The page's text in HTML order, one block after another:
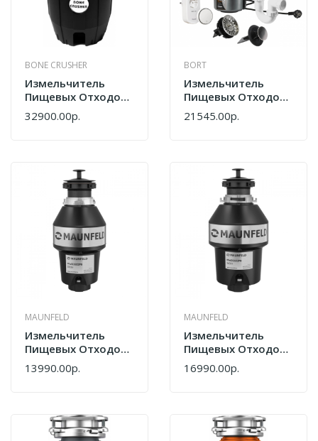
BONE CRUSHER
Измельчитель
Пищевых Отходов
Bone Crusher 810
AS+установочный
32900.00р.
BORT
Измельчитель
Пищевых Отходов
BORT TITAN 8000
Control
21545.00р.
MAUNFELD
Измельчитель
Пищевых Отходов
Maunfeld
MWD3901PB
13990.00р.
MAUNFELD
Измельчитель
Пищевых Отходов
Maunfeld
MWD5603PB
16990.00р.